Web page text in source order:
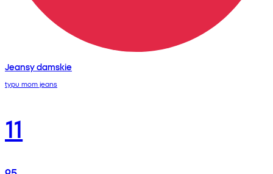
Jeansy damskie
typu mom jeans
11